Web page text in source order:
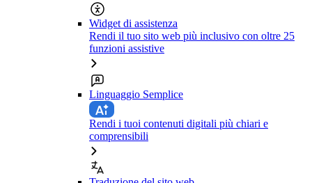
Widget di assistenza
Rendi il tuo sito web più inclusivo con oltre 25
funzioni assistive
Linguaggio Semplice
Rendi i tuoi contenuti digitali più chiari e
comprensibili